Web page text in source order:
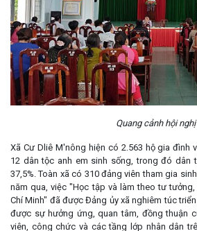
Quang cảnh hội nghị
Xã Cư Dliê M'nông hiện có 2.563 hộ gia đình
12 dân tộc anh em sinh sống, trong đó dân
37,5%. Toàn xã có 310 đảng viên tham gia
năm qua, việc "Học tập và làm theo tư
Chí Minh" đã được Đảng ủy xã nghiêm túc
được sự hưởng ứng, quan tâm, đồng thuận
viên, công chức và các tầng lớp nhân dân